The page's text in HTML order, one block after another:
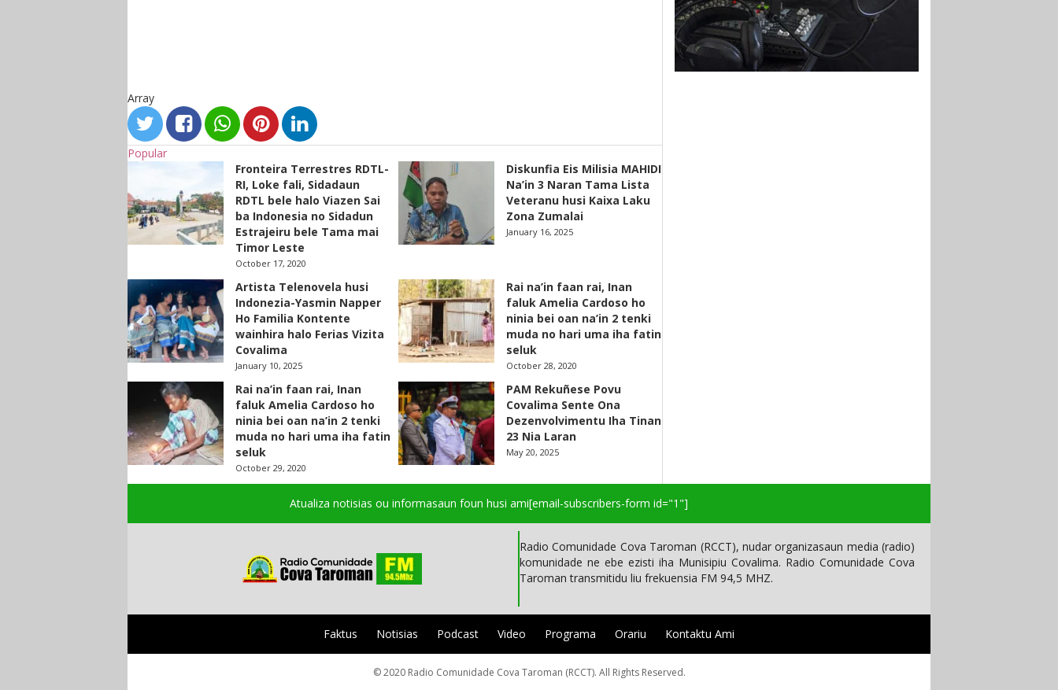
Array
Popular
Fronteira Terrestres RDTL-
RI, Loke fali, Sidadaun
RDTL bele halo Viazen Sai
ba Indonesia no Sidadun
Estrajeiru bele Tama mai
Timor Leste
October 17, 2020
Diskunfia Eis Milisia MAHIDI
Na’in 3 Naran Tama Lista
Veteranu husi Kaixa Laku
Zona Zumalai
January 16, 2025
Artista Telenovela husi
Indonezia-Yasmin Napper
Ho Familia Kontente
wainhira halo Ferias Vizita
Covalima
January 10, 2025
Rai na’in faan rai, Inan
faluk Amelia Cardoso ho
ninia bei oan na’in 2 tenki
muda no hari uma iha fatin
seluk
October 28, 2020
Rai na’in faan rai, Inan
faluk Amelia Cardoso ho
ninia bei oan na’in 2 tenki
muda no hari uma iha fatin
seluk
October 29, 2020
PAM Rekuñese Povu
Covalima Sente Ona
Dezenvolvimentu Iha Tinan
23 Nia Laran
May 20, 2025
Atualiza notisias ou informasaun foun husi ami[email-subscribers-form id="1"]
Radio Comunidade Cova Taroman (RCCT), nudar organizasaun media (radio)
komunidade ne ebe ezisti iha Munisipiu Covalima. Radio Comunidade Cova
Taroman transmitidu liu frekuensia FM 94,5 MHZ.
Faktus Notisias Podcast Video Programa Orariu Kontaktu Ami
© 2020 Radio Comunidade Cova Taroman (RCCT). All Rights Reserved.